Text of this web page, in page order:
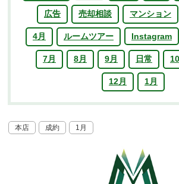
広告 売却相談 マンション
4月 ルームツアー Instagram
7月 8月 9月 日常
12月 1月
本店 成約 1月